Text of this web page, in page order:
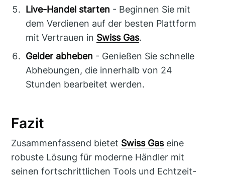
Live-Handel starten - Beginnen Sie mit
dem Verdienen auf der besten Plattform
mit Vertrauen in Swiss Gas.
Gelder abheben - Genießen Sie schnelle
Abhebungen, die innerhalb von 24
Stunden bearbeitet werden.
Fazit
Zusammenfassend bietet Swiss Gaseine
robuste Lösung für moderne Händler mit
seinen fortschrittlichen Tools und Echtzeit-